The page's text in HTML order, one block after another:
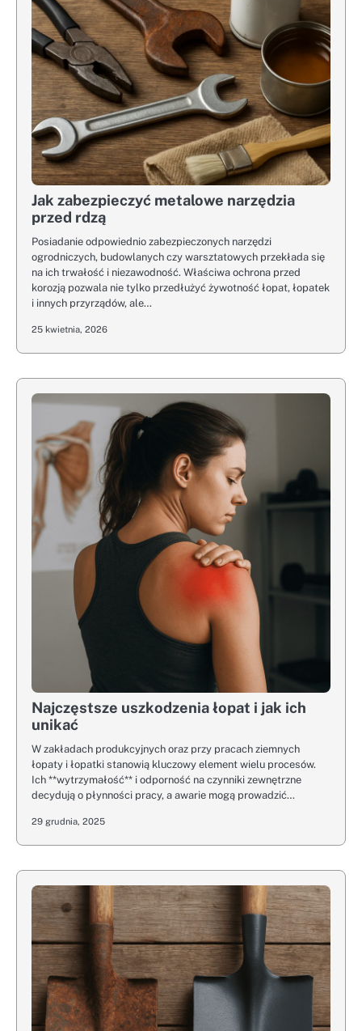
Jak zabezpieczyć metalowe narzędzia
przed rdzą
Posiadanie odpowiednio zabezpieczonych narzędzi
ogrodniczych, budowlanych czy warsztatowych przekłada się
na ich trwałość i niezawodność. Właściwa ochrona przed
korozją pozwala nie tylko przedłużyć żywotność łopat, łopatek
i innych przyrządów, ale…
25 kwietnia, 2026
Najczęstsze uszkodzenia łopat i jak ich
unikać
W zakładach produkcyjnych oraz przy pracach ziemnych
łopaty i łopatki stanowią kluczowy element wielu procesów.
Ich **wytrzymałość** i odporność na czynniki zewnętrzne
decydują o płynności pracy, a awarie mogą prowadzić…
29 grudnia, 2025